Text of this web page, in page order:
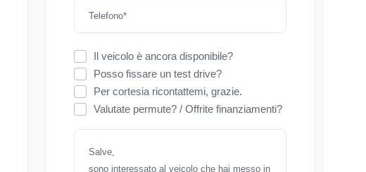
Il veicolo è ancora disponibile?
Posso fissare un test drive?
Per cortesia ricontattemi, grazie.
Valutate permute? / Offrite finanziamenti?